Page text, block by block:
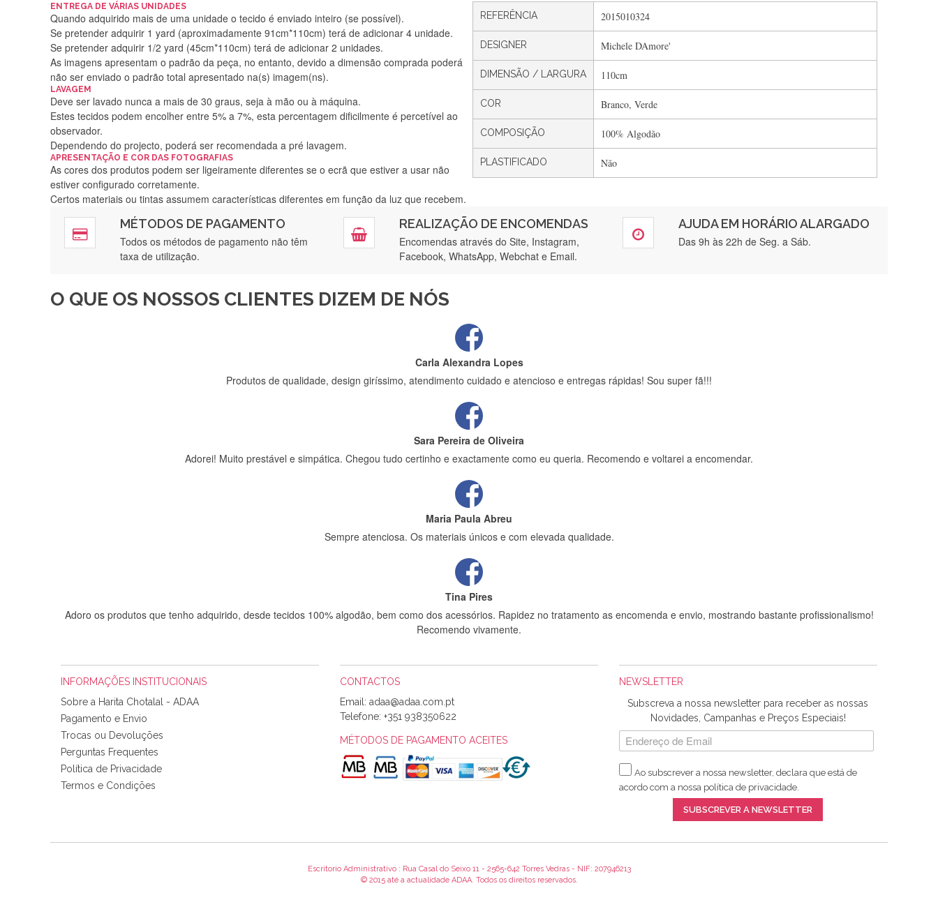
ENTREGA DE VÁRIAS UNIDADES
Quando adquirido mais de uma unidade o tecido é enviado inteiro (se possível).
Se pretender adquirir 1 yard (aproximadamente 91cm*110cm) terá de adicionar 4 unidade.
Se pretender adquirir 1/2 yard (45cm*110cm) terá de adicionar 2 unidades.
As imagens apresentam o padrão da peça, no entanto, devido a dimensão comprada poderá
não ser enviado o padrão total apresentado na(s) imagem(ns).
LAVAGEM
Deve ser lavado nunca a mais de 30 graus, seja à mão ou à máquina.
Estes tecidos podem encolher entre 5% a 7%, esta percentagem dificilmente é percetível ao
observador.
Dependendo do projecto, poderá ser recomendada a pré lavagem.
APRESENTAÇÃO E COR DAS FOTOGRAFIAS
As cores dos produtos podem ser ligeiramente diferentes se o ecrã que estiver a usar não
estiver configurado corretamente.
Certos materiais ou tintas assumem características diferentes em função da luz que recebem.
REFERÊNCIA 2015010324
DESIGNER Michele DAmore'
DIMENSÃO / LARGURA 110cm
COR Branco, Verde
COMPOSIÇÃO 100% Algodão
PLASTIFICADO Não
MÉTODOS DE PAGAMENTO
Todos os métodos de pagamento não têm
taxa de utilização.
REALIZAÇÃO DE ENCOMENDAS
Encomendas através do Site, Instagram,
Facebook, WhatsApp, Webchat e Email.
AJUDA EM HORÁRIO ALARGADO
Das 9h às 22h de Seg. a Sáb.
O QUE OS NOSSOS CLIENTES DIZEM DE NÓS
Silvia Lopes
Encomenda direitinha. Rapidez e segurança. Volto a encomendar.
Silvia André
Gostei ,Serviço bastante rápido. recomendo
Filipa Freire
Rápido, atendimento 5*. Hoje chegará a segunda encomenda feita de muitas certamente❤️
Recebi a minha encomenda, rápida entrega e vinha muito bem protegida para o transporte, muito obrigada , serviço 5 estrelas
Carla Alexandra Lopes
Produtos de qualidade, design giríssimo, atendimento cuidado e atencioso e entregas rápidas! Sou super fã!!!
Sara Pereira de Oliveira
Adorei! Muito prestável e simpática. Chegou tudo certinho e exactamente como eu queria. Recomendo e voltarei a encomendar.
Maria Paula Abreu
Sempre atenciosa. Os materiais únicos e com elevada qualidade.
Tina Pires
Adoro os produtos que tenho adquirido, desde tecidos 100% algodão, bem como dos acessórios. Rapidez no tratamento as encomenda e envio, mostrando bastante profissionalismo!
Recomendo vivamente.
Sílvia Maria Bernardino Mestre
Informo que recebi hoje a encomenda, gostei muito dos tecidos.
Rosa Medeiros
Tudo chegou em condições, pois os produtos vieram muito bem acondicionados. Estou plenamente satisfeita com os produtos adquiridos. Relativamente à bolsa, tem um tecido com um
padrão e cores muito bonitas e a execução está perfeitíssima. Futuramente penso voltar a comprar na vossa loja, têm excelentes artigos a um preço muito justo. A expedição da
Alexandra Morais
INFORMAÇÕES INSTITUCIONAIS
Sobre a Harita Chotalal - ADAA
Pagamento e Envio
Trocas ou Devoluções
Perguntas Frequentes
Política de Privacidade
Termos e Condições
CONTACTOS
Email:
Telefone: +351 938350622
MÉTODOS DE PAGAMENTO ACEITES
NEWSLETTER
Subscreva a nossa newsletter para receber as nossas
Novidades, Campanhas e Preços Especiais!
Ao subscrever a nossa newsletter, declara que está de
acordo com a nossa política de privacidade.
SUBSCREVER A NEWSLETTER
Escritorio Administrativo : Rua Casal do Seixo 11 - 2565-642 Torres Vedras - NIF: 207946213
© 2015 até a actualidade ADAA. Todos os direitos reservados.